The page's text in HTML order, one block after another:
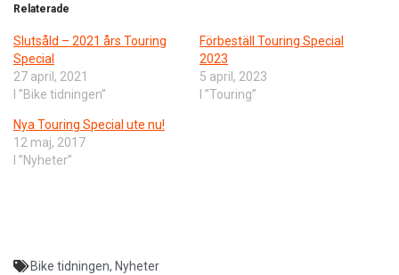
Relaterade
Slutsåld – 2021 års Touring
Special
27 april, 2021
I ”Bike tidningen”
Förbeställ Touring Special
2023
5 april, 2023
I ”Touring”
Nya Touring Special ute nu!
12 maj, 2017
I ”Nyheter”
Bike tidningen, Nyheter